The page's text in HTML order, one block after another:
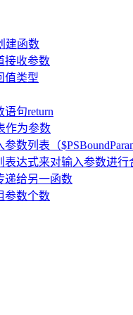
建函数
接收参数
值类型
语句return
作为参数
数列表（
表达式来对输入参数进行
递给另一函数
参数个数